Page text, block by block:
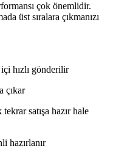
çok önemlidir.
üst sıralara çıkmanızı
hızlı gönderilir
çıkar
satışa hazır hale
hazırlanır